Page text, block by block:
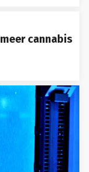
cannabis